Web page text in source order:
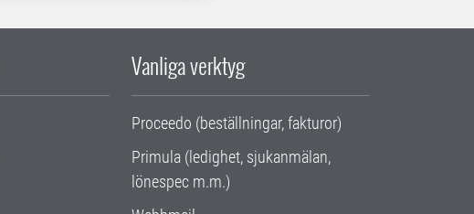
Vanliga verktyg
Proceedo (beställningar, fakturor)
Primula (ledighet, sjukanmälan,
lönespec m.m.)